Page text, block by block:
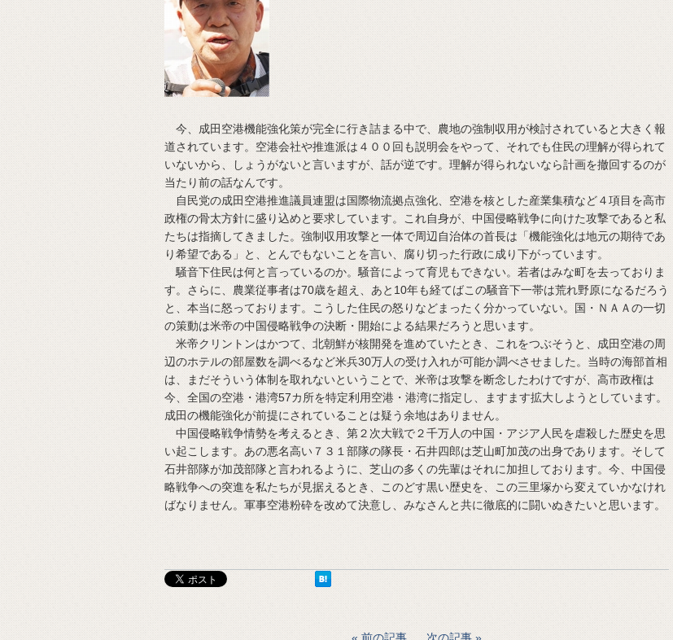
今、成田空港機能強化策が完全に行き詰まる中で、農地の強制収用が検討されていると大きく報
道されています。空港会社や推進派は４００回も説明会をやって、それでも住民の理解が得られて
いないから、しょうがないと言いますが、話が逆です。理解が得られないなら計画を撤回するのが
当たり前の話なんです。
自民党の成田空港推進議員連盟は国際物流拠点強化、空港を核とした産業集積など４項目を高市
政権の骨太方針に盛り込めと要求しています。これ自身が、中国侵略戦争に向けた攻撃であると私
たちは指摘してきました。強制収用攻撃と一体で周辺自治体の首長は「機能強化は地元の期待であ
り希望である」と、とんでもないことを言い、腐り切った行政に成り下がっています。
騒音下住民は何と言っているのか。騒音によって育児もできない。若者はみな町を去っておりま
す。さらに、農業従事者は70歳を超え、あと10年も経てばこの騒音下一帯は荒れ野原になるだろう
と、本当に怒っております。こうした住民の怒りなどまったく分かっていない。国・ＮＡＡの一切
の策動は米帝の中国侵略戦争の決断・開始による結果だろうと思います。
米帝クリントンはかつて、北朝鮮が核開発を進めていたとき、これをつぶそうと、成田空港の周
辺のホテルの部屋数を調べるなど米兵30万人の受け入れが可能か調べさせました。当時の海部首相
は、まだそういう体制を取れないということで、米帝は攻撃を断念したわけですが、高市政権は
今、全国の空港・港湾57カ所を特定利用空港・港湾に指定し、ますます拡大しようとしています。
成田の機能強化が前提にされていることは疑う余地はありません。
中国侵略戦争情勢を考えるとき、第２次大戦で２千万人の中国・アジア人民を虐殺した歴史を思
い起こします。あの悪名高い７３１部隊の隊長・石井四郎は芝山町加茂の出身であります。そして
石井部隊が加茂部隊と言われるように、芝山の多くの先輩はそれに加担しております。今、中国侵
略戦争への突進を私たちが見据えるとき、このどす黒い歴史を、この三里塚から変えていかなけれ
ばなりません。軍事空港粉砕を改めて決意し、みなさんと共に徹底的に闘いぬきたいと思います。